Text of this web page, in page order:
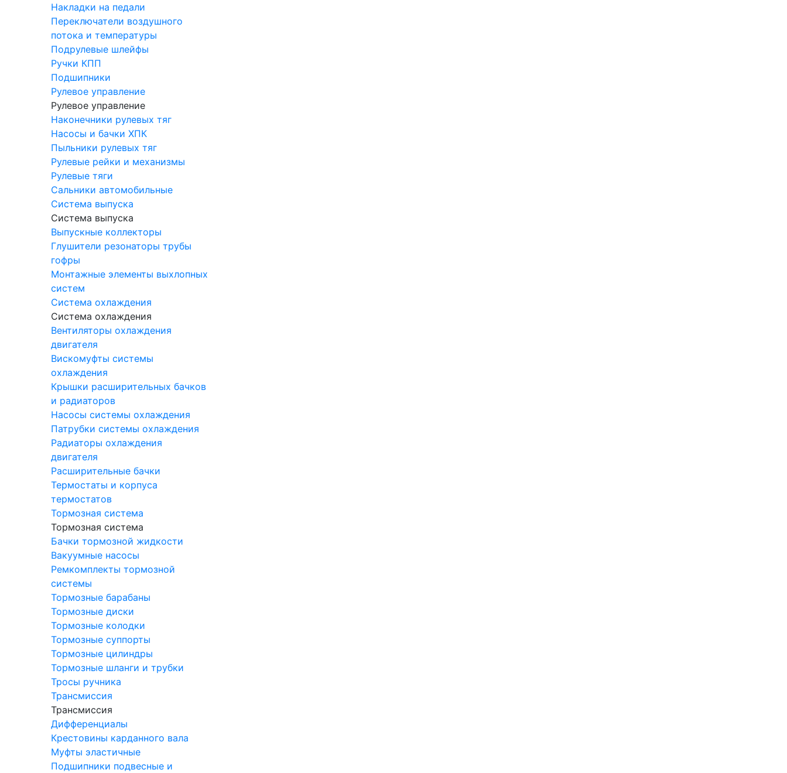
Накладки на педали
Переключатели воздушного
потока и температуры
Подрулевые шлейфы
Ручки КПП
Подшипники
Рулевое управление
Рулевое управление
Наконечники рулевых тяг
Насосы и бачки ХПК
Пыльники рулевых тяг
Рулевые рейки и механизмы
Рулевые тяги
Сальники автомобильные
Система выпуска
Система выпуска
Выпускные коллекторы
Глушители резонаторы трубы
гофры
Монтажные элементы выхлопных
систем
Система охлаждения
Система охлаждения
Вентиляторы охлаждения
двигателя
Вискомуфты системы
охлаждения
Крышки расширительных бачков
и радиаторов
Насосы системы охлаждения
Патрубки системы охлаждения
Радиаторы охлаждения
двигателя
Расширительные бачки
Термостаты и корпуса
термостатов
Тормозная система
Тормозная система
Бачки тормозной жидкости
Вакуумные насосы
Ремкомплекты тормозной
системы
Тормозные барабаны
Тормозные диски
Тормозные колодки
Тормозные суппорты
Тормозные цилиндры
Тормозные шланги и трубки
Тросы ручника
Трансмиссия
Трансмиссия
Дифференциалы
Крестовины карданного вала
Муфты эластичные
Подшипники подвесные и